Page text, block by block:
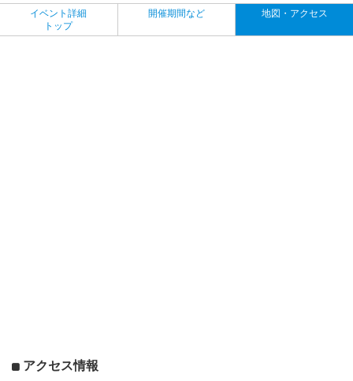
イベント詳細
トップ
開催期間など 地図・アクセス
アクセス情報